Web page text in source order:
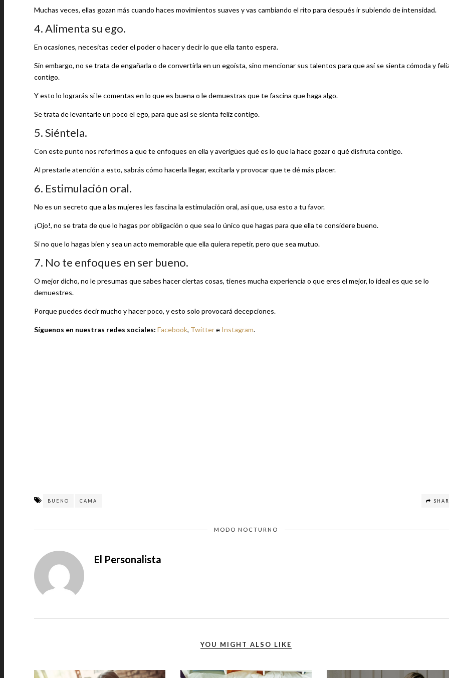
Muchas veces, ellas gozan más cuando haces movimientos suaves y vas cambiando el rito para después ir subiendo de intensidad.
4. Alimenta su ego.
En ocasiones, necesitas ceder el poder o hacer y decir lo que ella tanto espera.
Sin embargo, no se trata de engañarla o de convertirla en un egoísta, sino mencionar sus talentos para que así se sienta cómoda y
contigo.
Y esto lo lograrás si le comentas en lo que es buena o le demuestras que te fascina que haga algo.
Se trata de levantarle un poco el ego, para que así se sienta feliz contigo.
5. Siéntela.
Con este punto nos referimos a que te enfoques en ella y averigües qué es lo que la hace gozar o qué disfruta contigo.
Al prestarle atención a esto, sabrás cómo hacerla llegar, excitarla y provocar que te dé más placer.
6. Estimulación oral.
No es un secreto que a las mujeres les fascina la estimulación oral, así que, usa esto a tu favor.
¡Ojo!, no se trata de que lo hagas por obligación o que sea lo único que hagas para que ella te considere bueno.
Si no que lo hagas bien y sea un acto memorable que ella quiera repetir, pero que sea mutuo.
7. No te enfoques en ser bueno.
O mejor dicho, no le presumas que sabes hacer ciertas cosas, tienes mucha experiencia o que eres el mejor, lo ideal es que se lo
demuestres.
Porque puedes decir mucho y hacer poco, y esto solo provocará decepciones.
Síguenos en nuestras redes sociales: Facebook, Twittere Instagram.
BUENO CAMA
MODO NOCTURNO
El Personalista
YOU MIGHT ALSO LIKE